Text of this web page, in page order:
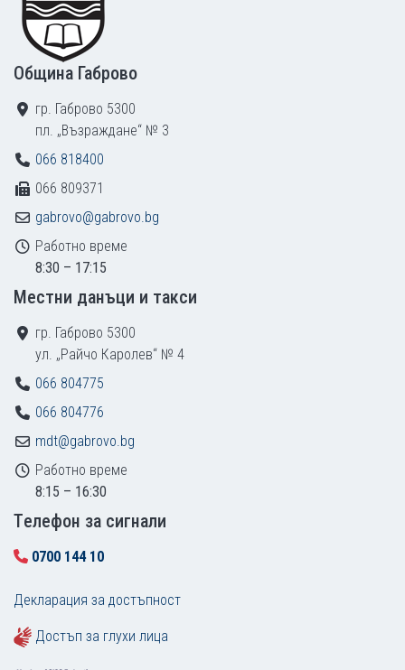
Община Габрово
гр. Габрово 5300
пл. „Възраждане“ № 3
066 818400
066 809371
gabrovo@gabrovo.bg
Работно време
8:30 – 17:15
Местни данъци и такси
гр. Габрово 5300
ул. „Райчо Каролев“ № 4
066 804775
066 804776
mdt@gabrovo.bg
Работно време
8:15 – 16:30
Tелефон за сигнали
0700 144 10
Декларация за достъпност
Достъп за глухи лица